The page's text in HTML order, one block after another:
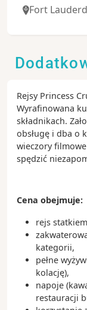
Fort
Rejsy Princess
Wyrafinowana
składnikach.
obsługę i dba o
wieczory
spędzić
Cena obejmuje:
rejs
kategorii,
pełne
kolację),
napoje
restauracji